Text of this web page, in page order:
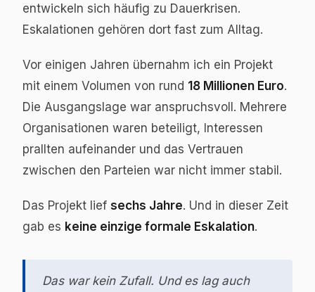
entwickeln sich häufig zu Dauerkrisen.
Eskalationen gehören dort fast zum Alltag.
Vor einigen Jahren übernahm ich ein Projekt
mit einem Volumen von rund 18 Millionen Euro.
Die Ausgangslage war anspruchsvoll. Mehrere
Organisationen waren beteiligt, Interessen
prallten aufeinander und das Vertrauen
zwischen den Parteien war nicht immer stabil.
Das Projekt lief sechs Jahre. Und in dieser Zeit
gab es keine einzige formale Eskalation.
Das war kein Zufall. Und es lag auch